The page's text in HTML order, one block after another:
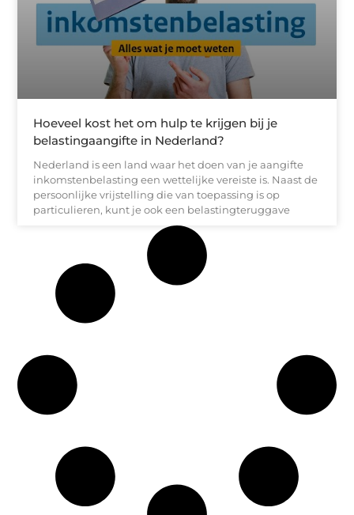
Hoeveel kost het om hulp te krijgen bij je
belastingaangifte in Nederland?
Nederland is een land waar het doen van je aangifte
inkomstenbelasting een wettelijke vereiste is. Naast de
persoonlijke vrijstelling die van toepassing is op
particulieren, kunt je ook een belastingteruggave